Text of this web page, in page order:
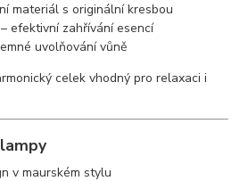
materiál s originální kresbou
efektivní zahřívání esencí
uvolňování vůně
celek vhodný pro relaxaci i
v maurském stylu